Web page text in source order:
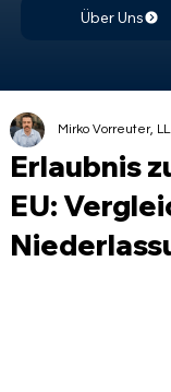
Über Uns
Erlaubnis
EU:
Mirko Vorreuter,